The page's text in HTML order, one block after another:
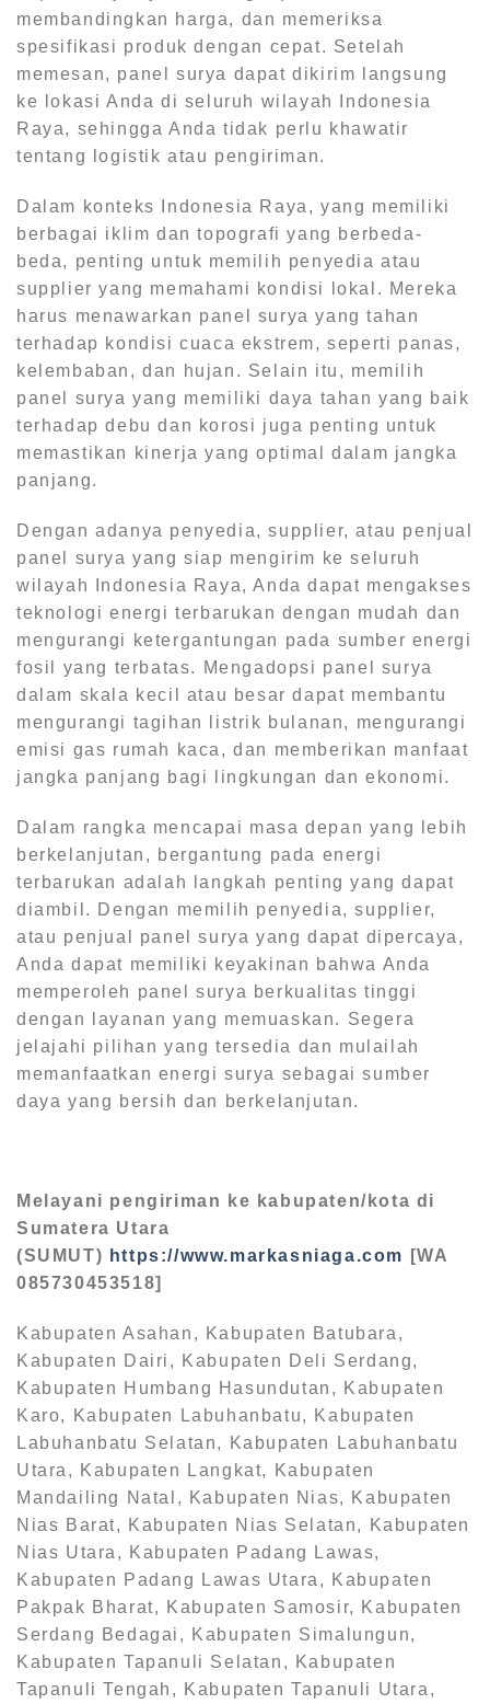
membandingkan harga, dan memeriksa
spesifikasi produk dengan cepat. Setelah
memesan, panel surya dapat dikirim langsung
ke lokasi Anda di seluruh wilayah Indonesia
Raya, sehingga Anda tidak perlu khawatir
tentang logistik atau pengiriman.
Dalam konteks Indonesia Raya, yang memiliki
berbagai iklim dan topografi yang berbeda-
beda, penting untuk memilih penyedia atau
supplier yang memahami kondisi lokal. Mereka
harus menawarkan panel surya yang tahan
terhadap kondisi cuaca ekstrem, seperti panas,
kelembaban, dan hujan. Selain itu, memilih
panel surya yang memiliki daya tahan yang baik
terhadap debu dan korosi juga penting untuk
memastikan kinerja yang optimal dalam jangka
panjang.
Dengan adanya penyedia, supplier, atau penjual
panel surya yang siap mengirim ke seluruh
wilayah Indonesia Raya, Anda dapat mengakses
teknologi energi terbarukan dengan mudah dan
mengurangi ketergantungan pada sumber energi
fosil yang terbatas. Mengadopsi panel surya
dalam skala kecil atau besar dapat membantu
mengurangi tagihan listrik bulanan, mengurangi
emisi gas rumah kaca, dan memberikan manfaat
jangka panjang bagi lingkungan dan ekonomi.
Dalam rangka mencapai masa depan yang lebih
berkelanjutan, bergantung pada energi
terbarukan adalah langkah penting yang dapat
diambil. Dengan memilih penyedia, supplier,
atau penjual panel surya yang dapat dipercaya,
Anda dapat memiliki keyakinan bahwa Anda
memperoleh panel surya berkualitas tinggi
dengan layanan yang memuaskan. Segera
jelajahi pilihan yang tersedia dan mulailah
memanfaatkan energi surya sebagai sumber
daya yang bersih dan berkelanjutan.
Melayani pengiriman ke kabupaten/kota di
Sumatera Utara
(SUMUT) https://www.markasniaga.com
[WA
085730453518]
Kabupaten Asahan, Kabupaten Batubara,
Kabupaten Dairi, Kabupaten Deli Serdang,
Kabupaten Humbang Hasundutan, Kabupaten
Karo, Kabupaten Labuhanbatu, Kabupaten
Labuhanbatu Selatan, Kabupaten Labuhanbatu
Utara, Kabupaten Langkat, Kabupaten
Mandailing Natal, Kabupaten Nias, Kabupaten
Nias Barat, Kabupaten Nias Selatan, Kabupaten
Nias Utara, Kabupaten Padang Lawas,
Kabupaten Padang Lawas Utara, Kabupaten
Pakpak Bharat, Kabupaten Samosir, Kabupaten
Serdang Bedagai, Kabupaten Simalungun,
Kabupaten Tapanuli Selatan, Kabupaten
Tapanuli Tengah, Kabupaten Tapanuli Utara,